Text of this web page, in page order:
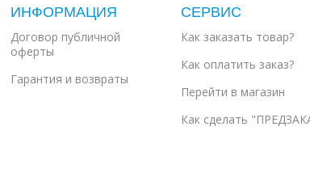
ИНФОРМАЦИЯ
Договор публичной
оферты
Гарантия и возвраты
СЕРВИС
Как заказать товар?
Как оплатить заказ?
Перейти в магазин
Как сделать